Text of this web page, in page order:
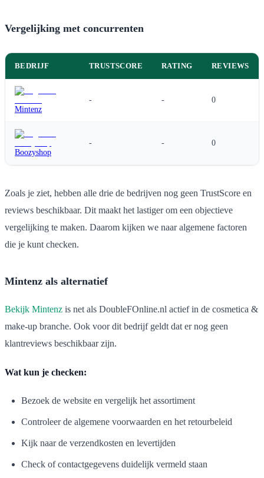
Vergelijking met concurrenten
BEDRIJF TRUSTSCORE RATING REVIEWS
Mintenz
- - 0
Boozyshop
- - 0
Zoals je ziet, hebben alle drie de bedrijven nog geen TrustScore en
reviews beschikbaar. Dit maakt het lastiger om een objectieve
vergelijking te maken. Daarom kijken we naar algemene factoren
die je kunt checken.
Mintenz als alternatief
Bekijk Mintenz is net als DoubleFOnline.nl actief in de cosmetica &
make-up branche. Ook voor dit bedrijf geldt dat er nog geen
klantreviews beschikbaar zijn.
Wat kun je checken:
Bezoek de website en vergelijk het assortiment
Controleer de algemene voorwaarden en het retourbeleid
Kijk naar de verzendkosten en levertijden
Check of contactgegevens duidelijk vermeld staan